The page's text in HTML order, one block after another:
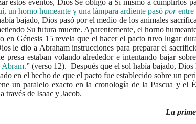
eventos, Dios Se obligó a Sí mismo a cumplirlos
un horno humeante y una lámpara ardiente pasópor
Dios pasó por el medio de los animales
Su futura muerte. Aparentemente, el horno
15 revela que el hacer el pacto tuvo lugar
le dio a Abraham instrucciones para preparar el
presa estaban volando alrededor e intentando bajar
Abram.” (verso 12). Después que el sol había bajado,
el hecho de que el pacto fue establecido sobre un
un paralelo exacto en la cronología de la Pascua y
través de Isaac y Jacob.
La